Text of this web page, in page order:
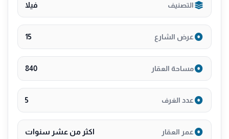
التصنيف فيلا
عرض الشارع 15
مساحة العقار 840
عدد الغرف 5
عمر العقار اكثر من عشر سنوات